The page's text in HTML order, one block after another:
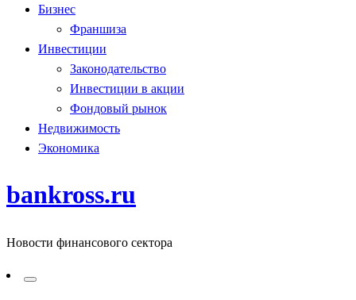
Бизнес
Франшиза
Инвестиции
Законодательство
Инвестиции в акции
Фондовый рынок
Недвижимость
Экономика
bankross.ru
Новости финансового сектора